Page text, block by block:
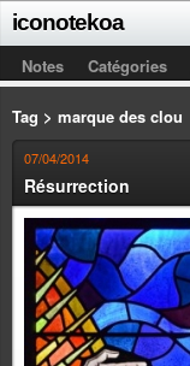
iconotekoa
Notes Catégories
Tag > marque des clou
07/04/2014
Résurrection